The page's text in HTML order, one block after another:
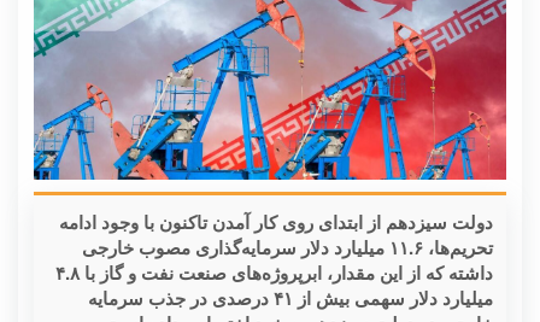
دولت سیزدهم از ابتدای روی کار آمدن تاکنون با وجود ادامه
تحریم‌ها، ۱۱.۶ میلیارد دلار سرمایه‌گذاری مصوب خارجی
داشته که از این مقدار، ابرپروژه‌های صنعت نفت و گاز با ۴.۸
میلیارد دلار سهمی بیش از ۴۱ درصدی در جذب سرمایه‌